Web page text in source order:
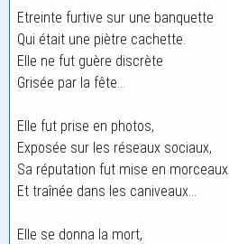
Etreinte furtive sur une banquette
Qui était une piètre cachette.
Elle ne fut guère discrète
Grisée par la fête…
Elle fut prise en photos,
Exposée sur les réseaux sociaux,
Sa réputation fut mise en morceaux
Et traînée dans les caniveaux…
Elle se donna la mort,